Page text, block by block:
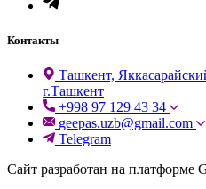
Контакты
Ташкент,
г.Ташкент
+998 97 129 43 34
geepas.uzb@gmail.com
Telegram
Сайт разработан на платформе